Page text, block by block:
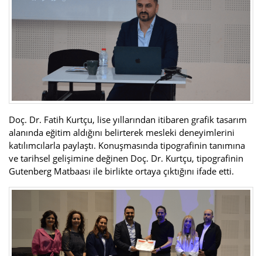
Doç. Dr. Fatih Kurtçu, lise yıllarından itibaren grafik tasarım
alanında eğitim aldığını belirterek mesleki deneyimlerini
katılımcılarla paylaştı. Konuşmasında tipografinin tanımına
ve tarihsel gelişimine değinen Doç. Dr. Kurtçu, tipografinin
Gutenberg Matbaası ile birlikte ortaya çıktığını ifade etti.